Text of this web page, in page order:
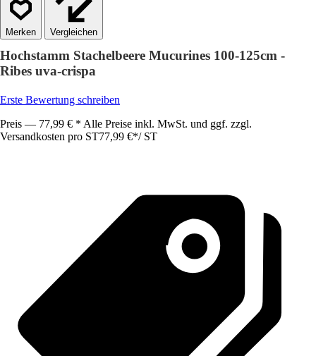
Vergleichen
Hochstamm Stachelbeere Mucurines 100-125cm -
Ribes uva-crispa
Erste Bewertung schreiben
Preis — 77,99 € * Alle Preise inkl. MwSt. und ggf. zzgl.
Versandkosten pro ST77,99 €*/ ST